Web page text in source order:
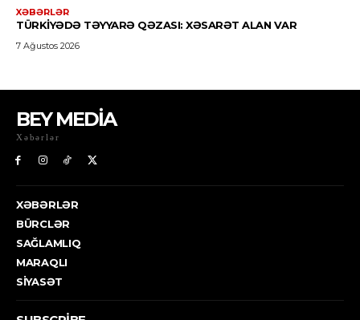
BEY MEDİA
Xəbərlər
XƏBƏRLƏR
BÜRCLƏR
SAĞLAMLIQ
MARAQLI
SIYASƏT